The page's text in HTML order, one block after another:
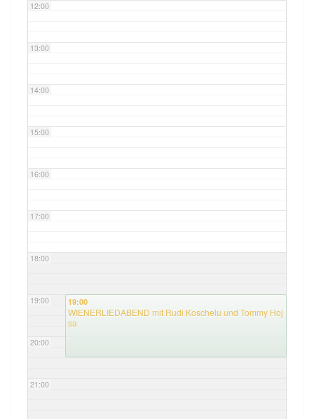
12:00
13:00
14:00
15:00
16:00
17:00
18:00
19:00
20:00
21:00
19:00
WIENERLIEDABEND mit Rudi Koschelu und Tommy Hoj
sa